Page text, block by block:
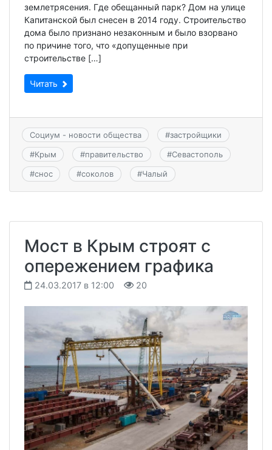
землетрясения. Где обещанный парк? Дом на улице
Капитанской был снесен в 2014 году. Строительство
дома было признано незаконным и было взорвано
по причине того, что «допущенные при
строительстве […]
Читать
Социум - новости общества #застройщики
#Крым #правительство #Севастополь
#снос #соколов #Чалый
Мост в Крым строят с
опережением графика
24.03.2017 в 12:00 20